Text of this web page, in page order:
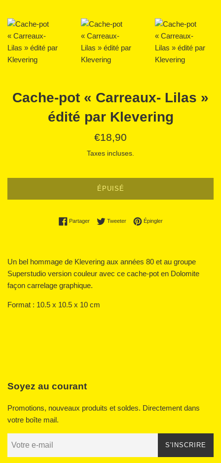
Cache-pot « Carreaux- Lilas »
édité par Klevering
Prix
€18,90
Taxes incluses.
ÉPUISÉ
PartagerPartager sur Facebook
TweeterTweeter sur Twitter
ÉpinglerÉpingler sur Pinterest
Un bel hommage de Klevering aux années 80 et au groupe
Superstudio version couleur avec ce cache-pot en Dolomite
façon carrelage graphique.
Format : 10.5 x 10.5 x 10 cm
Soyez au courant
Promotions, nouveaux produits et soldes. Directement dans
votre boîte mail.
S'INSCRIRE